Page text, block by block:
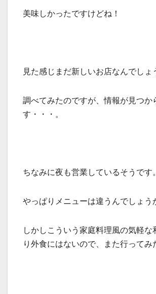
美味しかったですけどね！
見た感じまだ新しいお店なんでしょ
調べてみたのですが、情報が見つか
す・・・。
ちなみに夜も営業しているそうです。
やっぱりメニューは違うんでしょう
しかしこういう家庭料理風の気軽な
り外食にはないので、また行ってみ